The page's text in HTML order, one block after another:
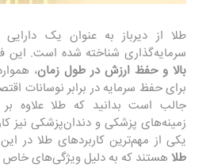
طلا از دیرباز به عنوان یک
سرمایه‌گذاری شناخته شده است. این
بالا و حفظ ارزش در طول زمان،
برای حفظ سرمایه در برابر نوسانات
جالب است بدانید که طلا علاوه
زمینه‌های پزشکی و دندان‌پزشکی نیز
یکی از مهم‌ترین کاربردهای طلا در
طلا هستند که به دلیل ویژگی‌های خاص